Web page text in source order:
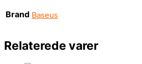
Brand Baseus
Relaterede varer